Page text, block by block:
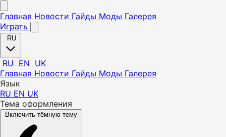
Главная Новости Гайды Моды Галерея
Играть
RU
RU EN UK
Главная Новости Гайды Моды Галерея
Язык
RU EN UK
Тема оформления
Включить тёмную тему